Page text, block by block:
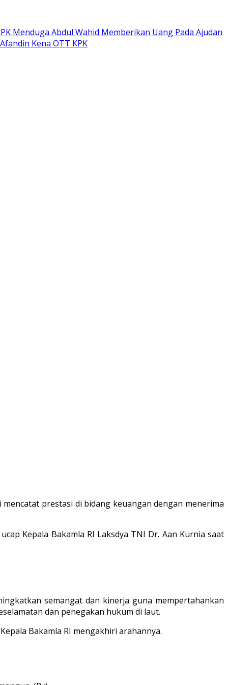
Menduga Abdul Wahid Memberikan Uang Pada Ajudan
Kena OTT KPK
prestasi di bidang keuangan dengan menerima
Kepala Bakamla RI Laksdya TNI Dr. Aan Kurnia saat
semangat dan kinerja guna mempertahankan
dan penegakan hukum di laut.
Bakamla RI mengakhiri arahannya.